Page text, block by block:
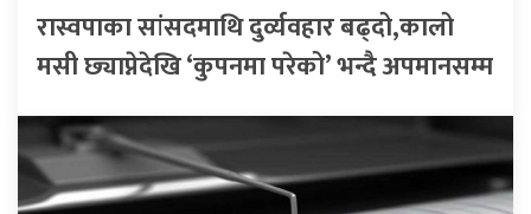
रास्वपाका सांसदमाथि दुर्व्यवहार बढ्दो,कालो
मसी छ्याप्नेदेखि ‘कुपनमा परेको’ भन्दै अपमानसम्म